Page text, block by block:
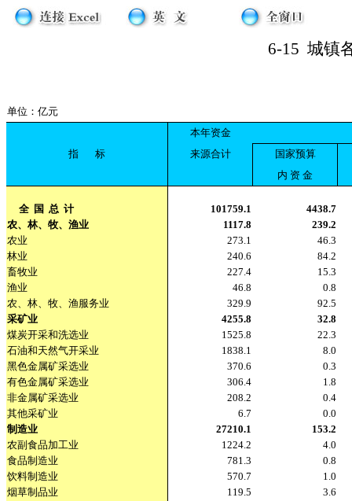
6-15 城镇
单位：亿元
指 标
本年资金
来源合计
国家预算
内 资 金
全 国 总 计 101759.1
4438.7
农、林、牧、渔业
1117.8
239.2
农业
273.1
46.3
林业
240.6
84.2
畜牧业
227.4
15.3
渔业
46.8
0.8
农、林、牧、渔服务业
329.9
92.5
采矿业
4255.8
32.8
煤炭开采和洗选业
1525.8
22.3
石油和天然气开采业
1838.1
8.0
黑色金属矿采选业
370.6
0.3
有色金属矿采选业
306.4
1.8
非金属矿采选业
208.2
0.4
其他采矿业
6.7
0.0
制造业
27210.1
153.2
农副食品加工业
1224.2
4.0
食品制造业
781.3
0.8
饮料制造业
570.7
1.0
烟草制品业
119.5
3.6